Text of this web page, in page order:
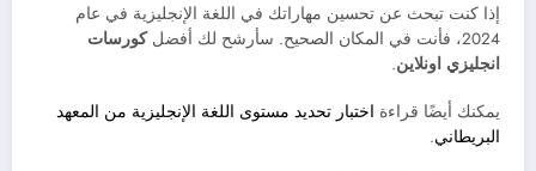
إذا كنت تبحث عن تحسين مهاراتك في اللغة الإنجليزية في عام
2024، فأنت في المكان الصحيح. سأرشح لك أفضل
كورسات
انجليزي اونلاين.
يمكنك أيضًا قراءة اختبار تحديد مستوى اللغة الإنجليزية من المعهد
البريطاني.